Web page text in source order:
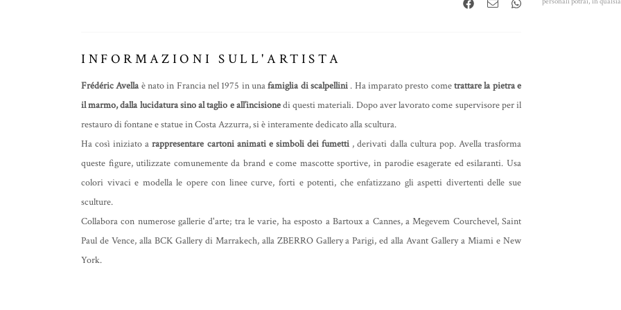
INFORMAZIONI SULL'ARTISTA
Frédéric Avella è nato in Francia nel 1975 in unafamiglia di scalpellini . Ha imparato presto cometrattare la pietra e
il marmo, dalla lucidatura sino al taglio e all’incisionedi questi materiali. Dopo aver lavorato come supervisore per il
restauro di fontane e statue in Costa Azzurra, si è interamente dedicato alla scultura.
Ha così iniziato arappresentare cartoni animati e simboli dei fumetti , derivati dalla cultura pop. Avella trasforma
queste figure, utilizzate comunemente da brand e come mascotte sportive, in parodie esagerate ed esilaranti. Usa
colori vivaci e modella le opere con linee curve, forti e potenti, che enfatizzano gli aspetti divertenti delle sue
sculture.
Collabora con numerose gallerie d'arte; tra le varie, ha esposto a Bartoux a Cannes, a Megevem Courchevel, Saint
Paul de Vence, alla BCK Gallery di Marrakech, alla ZBERRO Gallery a Parigi, ed alla Avant Gallery a Miami e New
York.